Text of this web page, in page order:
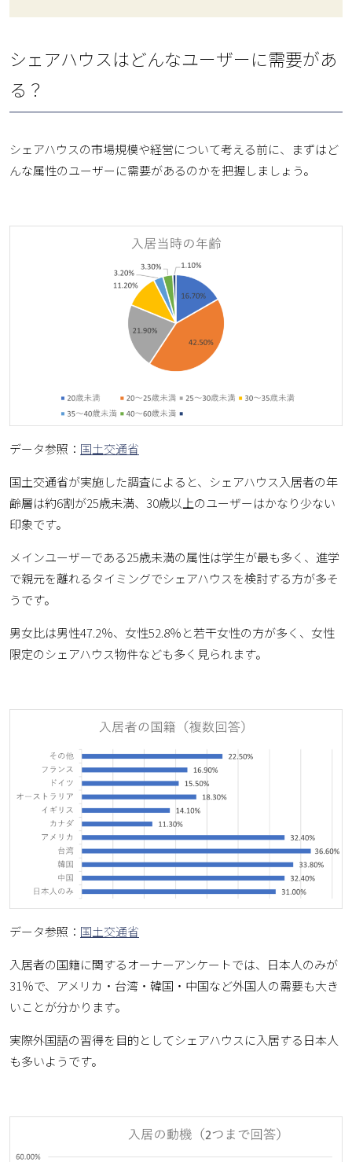
シェアハウスはどんなユーザーに需要があ
る？
シェアハウスの市場規模や経営について考える前に、まずはど
んな属性のユーザーに需要があるのかを把握しましょう。
データ参照： 国土交通省
国土交通省が実施した調査によると、シェアハウス入居者の年
齢層は約6割が25歳未満、30歳以上のユーザーはかなり少ない
印象です。
メインユーザーである25歳未満の属性は学生が最も多く、進学
で親元を離れるタイミングでシェアハウスを検討する方が多そ
うです。
男女比は男性47.2％、女性52.8％と若干女性の方が多く、女性
限定のシェアハウス物件なども多く見られます。
データ参照： 国土交通省
入居者の国籍に関するオーナーアンケートでは、日本人のみが
31％で、アメリカ・台湾・韓国・中国など外国人の需要も大き
いことが分かります。
実際外国語の習得を目的としてシェアハウスに入居する日本人
も多いようです。